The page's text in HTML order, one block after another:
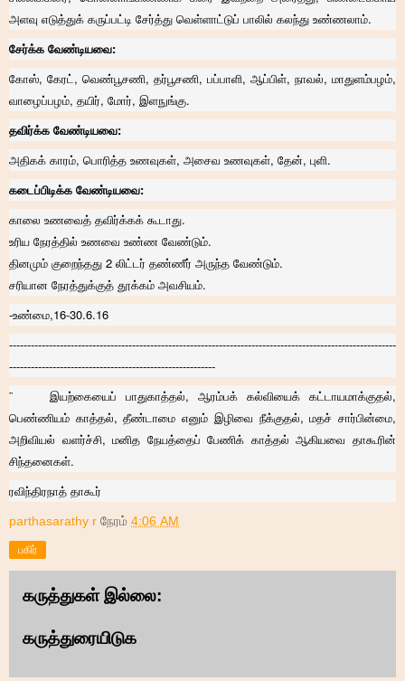
அளவு எடுத்துக் கருப்பட்டி சேர்த்து வெள்ளாட்டுப் பாலில் கலந்து உண்ணலாம்.
சேர்க்க வேண்டியவை:
கோஸ், கேரட், வெண்பூசணி, தர்பூசணி, பப்பாளி, ஆப்பிள், நாவல், மாதுளம்பழம்,
வாழைப்பழம், தயிர், மோர், இளநுங்கு.
தவிர்க்க வேண்டியவை:
அதிகக் காரம், பொரித்த உணவுகள், அசைவ உணவுகள், தேன், புளி.
கடைப்பிடிக்க வேண்டியவை:
காலை உணவைத் தவிர்க்கக் கூடாது.
உரிய நேரத்தில் உணவை உண்ண வேண்டும்.
தினமும் குறைந்தது 2 லிட்டர் தண்ணீர் அருந்த வேண்டும்.
சரியான நேரத்துக்குத் தூக்கம் அவசியம்.
-உண்மை,16-30.6.16
-----------------------------------------------------------------------------------------------------------
---------------------------------------------------------
¨ இயற்கையைப் பாதுகாத்தல், ஆரம்பக் கல்வியைக் கட்டாயமாக்குதல்,
பெண்ணியம் காத்தல், தீண்டாமை எனும் இழிவை நீக்குதல், மதச் சார்பின்மை,
அறிவியல் வளர்ச்சி, மனித நேயத்தைப் பேணிக் காத்தல் ஆகியவை தாகூரின்
சிந்தனைகள்.
ரவிந்திரநாத் தாகூர்
parthasarathy r நேரம் 4:06 AM
பகிர்
கருத்துகள் இல்லை:
கருத்துரையிடுக